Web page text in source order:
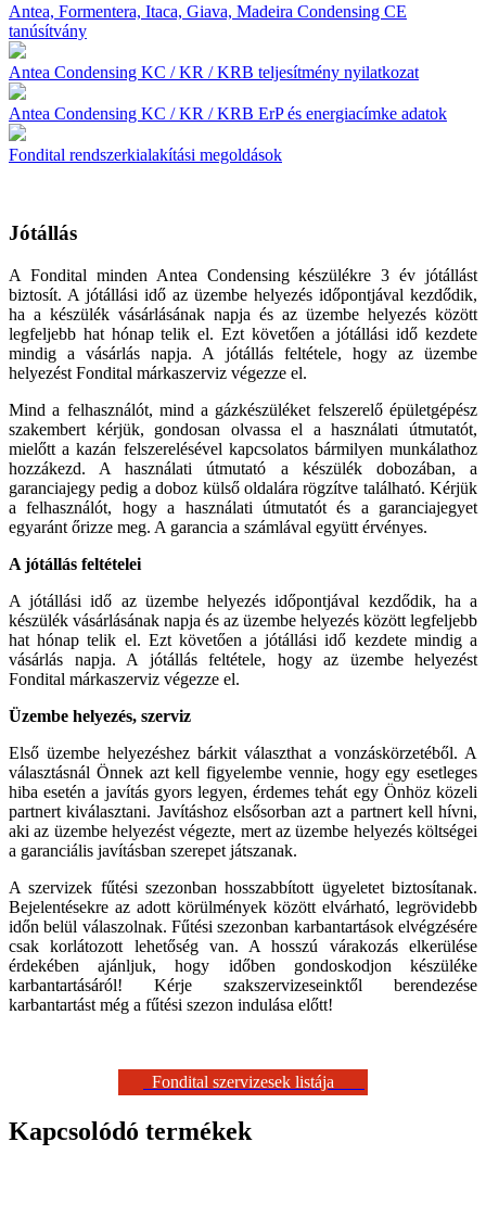
Antea, Formentera, Itaca, Giava, Madeira Condensing CE
tanúsítvány
Antea Condensing KC / KR / KRB teljesítmény nyilatkozat
Antea Condensing KC / KR / KRB ErP és energiacímke adatok
Fondital rendszerkialakítási megoldások
Jótállás
A Fondital minden Antea Condensing készülékre 3 év jótállást
biztosít. A jótállási idő az üzembe helyezés időpontjával kezdődik,
ha a készülék vásárlásának napja és az üzembe helyezés között
legfeljebb hat hónap telik el. Ezt követően a jótállási idő kezdete
mindig a vásárlás napja. A jótállás feltétele, hogy az üzembe
helyezést Fondital márkaszerviz végezze el.
Mind a felhasználót, mind a gázkészüléket felszerelő épületgépész
szakembert kérjük, gondosan olvassa el a használati útmutatót,
mielőtt a kazán felszerelésével kapcsolatos bármilyen munkálathoz
hozzákezd. A használati útmutató a készülék dobozában, a
garanciajegy pedig a doboz külső oldalára rögzítve található. Kérjük
a felhasználót, hogy a használati útmutatót és a garanciajegyet
egyaránt őrizze meg. A garancia a számlával együtt érvényes.
A jótállás feltételei
A jótállási idő az üzembe helyezés időpontjával kezdődik, ha a
készülék vásárlásának napja és az üzembe helyezés között legfeljebb
hat hónap telik el. Ezt követően a jótállási idő kezdete mindig a
vásárlás napja. A jótállás feltétele, hogy az üzembe helyezést
Fondital márkaszerviz végezze el.
Üzembe helyezés, szerviz
Első üzembe helyezéshez bárkit választhat a vonzáskörzetéből. A
választásnál Önnek azt kell figyelembe vennie, hogy egy esetleges
hiba esetén a javítás gyors legyen, érdemes tehát egy Önhöz közeli
partnert kiválasztani. Javításhoz elsősorban azt a partnert kell hívni,
aki az üzembe helyezést végezte, mert az üzembe helyezés költségei
a garanciális javításban szerepet játszanak.
A szervizek fűtési szezonban hosszabbított ügyeletet biztosítanak.
Bejelentésekre az adott körülmények között elvárható, legrövidebb
időn belül válaszolnak. Fűtési szezonban karbantartások elvégzésére
csak korlátozott lehetőség van. A hosszú várakozás elkerülése
érdekében ajánljuk, hogy időben gondoskodjon készüléke
karbantartásáról! Kérje szakszervizeseinktől berendezése
karbantartást még a fűtési szezon indulása előtt!
Fondital szervizesek listája
Kapcsolódó termékek